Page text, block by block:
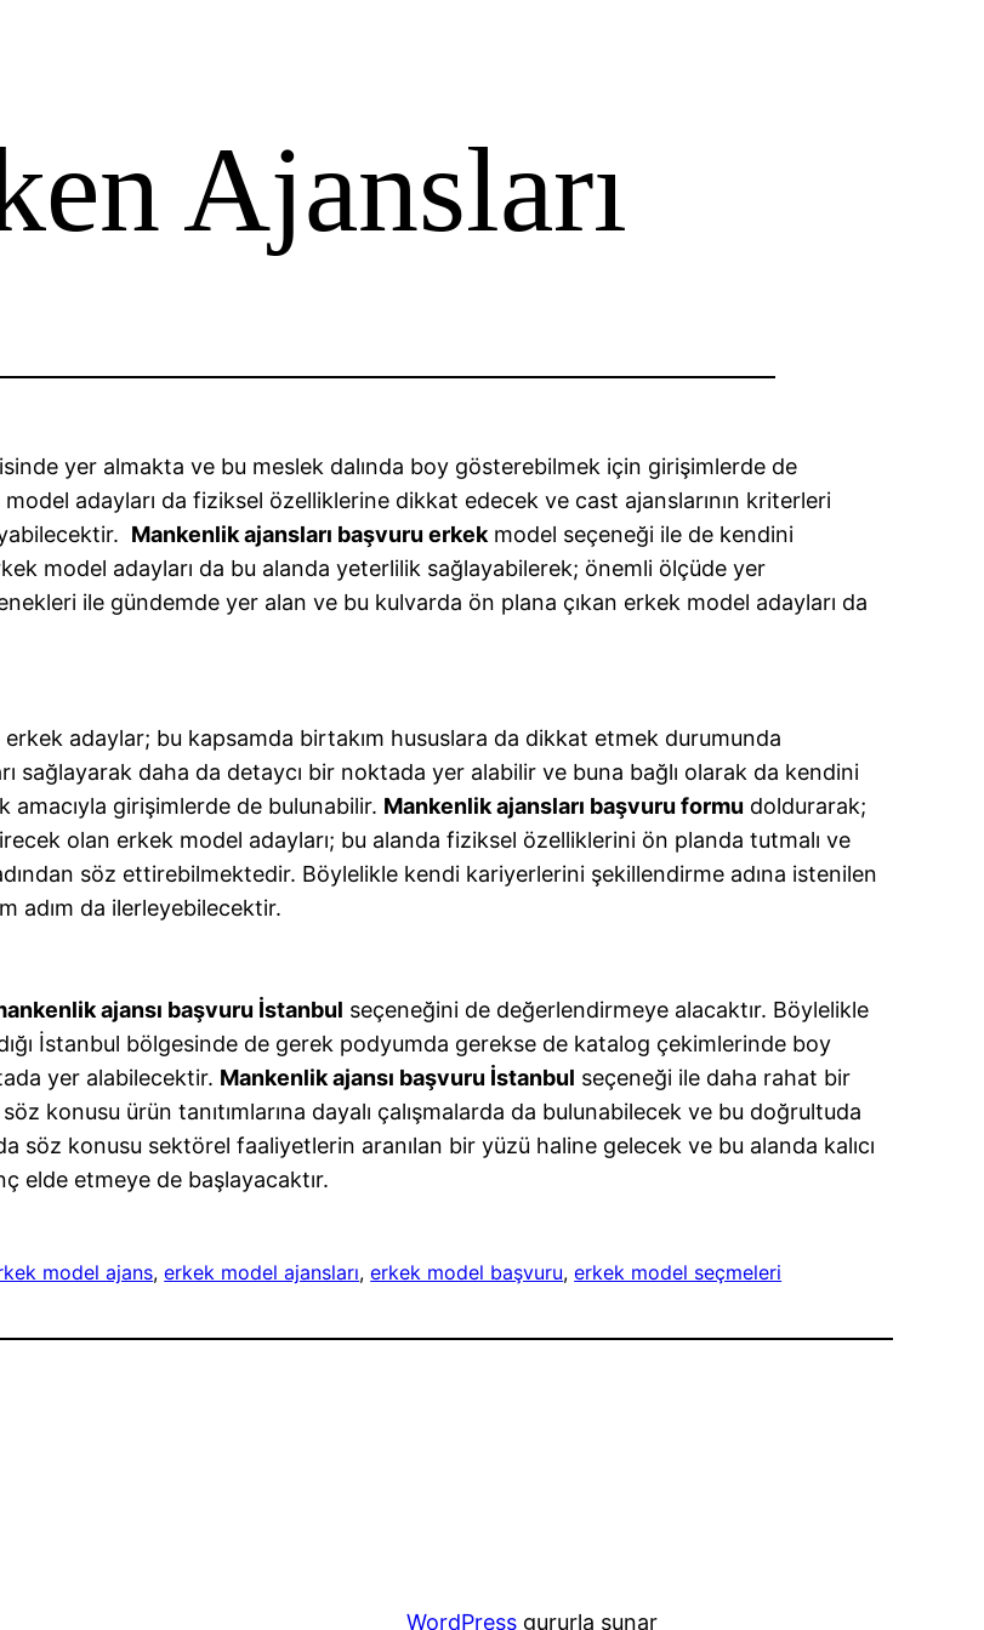
Ajansları
yer almakta ve bu meslek dalında boy gösterebilmek için girişimlerde de
adayları da fiziksel özelliklerine dikkat edecek ve cast ajanslarının kriterleri
Mankenlik ajansları başvuru erkek model seçeneği ile de kendini
model adayları da bu alanda yeterlilik sağlayabilerek; önemli ölçüde yer
ile gündemde yer alan ve bu kulvarda ön plana çıkan erkek model adayları da
adaylar; bu kapsamda birtakım hususlara da dikkat etmek durumunda
sağlayarak daha da detaycı bir noktada yer alabilir ve buna bağlı olarak da kendini
girişimlerde de bulunabilir. Mankenlik ajansları başvuru formu doldurarak;
olan erkek model adayları; bu alanda fiziksel özelliklerini ön planda tutmalı ve
söz ettirebilmektedir. Böylelikle kendi kariyerlerini şekillendirme adına istenilen
adım da ilerleyebilecektir.
ajansı başvuru İstanbul seçeneğini de değerlendirmeye alacaktır. Böylelikle
İstanbul bölgesinde de gerek podyumda gerekse de katalog çekimlerinde boy
yer alabilecektir. Mankenlik ajansı başvuru İstanbul seçeneği ile daha rahat bir
konusu ürün tanıtımlarına dayalı çalışmalarda da bulunabilecek ve bu doğrultuda
konusu sektörel faaliyetlerin aranılan bir yüzü haline gelecek ve bu alanda kalıcı
elde etmeye de başlayacaktır.
model ajans, erkek model ajansları, erkek model başvuru, erkek model seçmeleri
WordPress gururla sunar